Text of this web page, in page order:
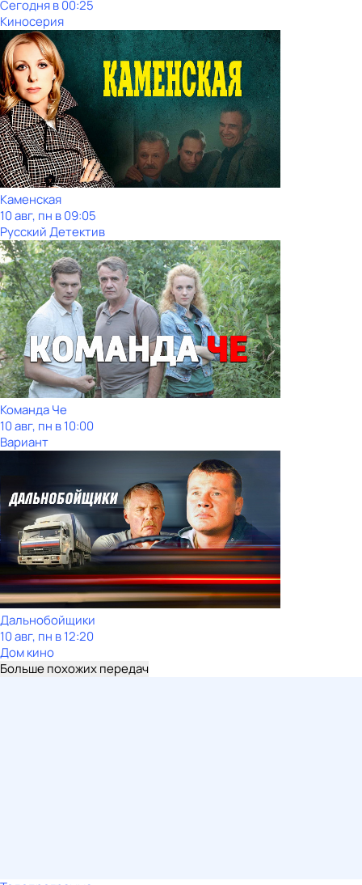
Сегодня в 00:25
Киносерия
Каменская
10 авг, пн в 09:05
Русский Детектив
Команда Че
10 авг, пн в 10:00
Вариант
Дальнобойщики
10 авг, пн в 12:20
Дом кино
Больше похожих передач